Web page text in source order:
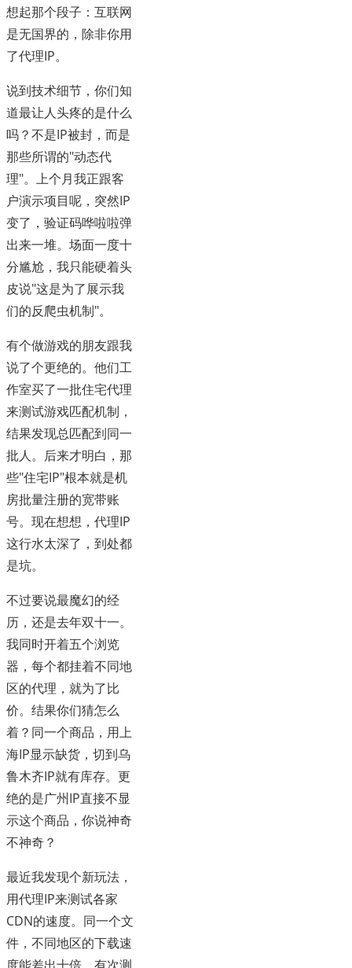
想起那个段子：互联网
是无国界的，除非你用
了代理IP。
说到技术细节，你们知
道最让人头疼的是什么
吗？不是IP被封，而是
那些所谓的"动态代
理"。上个月我正跟客
户演示项目呢，突然IP
变了，验证码哗啦啦弹
出来一堆。场面一度十
分尴尬，我只能硬着头
皮说"这是为了展示我
们的反爬虫机制"。
有个做游戏的朋友跟我
说了个更绝的。他们工
作室买了一批住宅代理
来测试游戏匹配机制，
结果发现总匹配到同一
批人。后来才明白，那
些"住宅IP"根本就是机
房批量注册的宽带账
号。现在想想，代理IP
这行水太深了，到处都
是坑。
不过要说最魔幻的经
历，还是去年双十一。
我同时开着五个浏览
器，每个都挂着不同地
区的代理，就为了比
价。结果你们猜怎么
着？同一个商品，用上
海IP显示缺货，切到乌
鲁木齐IP就有库存。更
绝的是广州IP直接不显
示这个商品，你说神奇
不神奇？
最近我发现个新玩法，
用代理IP来测试各家
CDN的速度。同一个文
件，不同地区的下载速